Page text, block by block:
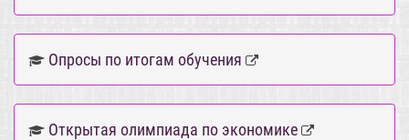
Опросы по итогам обучения
Открытая олимпиада по экономике